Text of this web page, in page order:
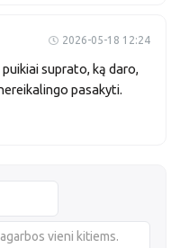
2026-05-18 12:24
suprato, ką daro,
pasakyti.